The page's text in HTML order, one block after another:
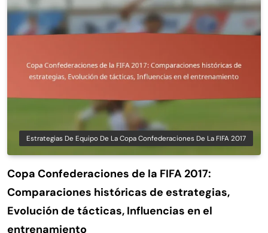
Estrategias De Equipo De La Copa Confederaciones De La FIFA 2017
Copa Confederaciones de la FIFA 2017:
Comparaciones históricas de estrategias,
Evolución de tácticas, Influencias en el
entrenamiento